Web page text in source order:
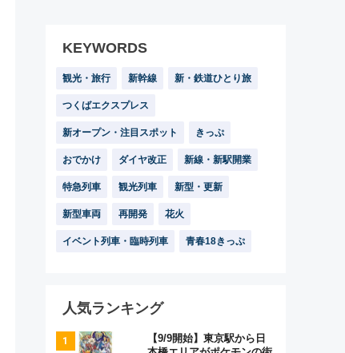
KEYWORDS
観光・旅行 新幹線 新・鉄道ひとり旅
つくばエクスプレス
新オープン・注目スポット きっぷ
おでかけ ダイヤ改正 新線・新駅開業
特急列車 観光列車 新型・更新
新型車両 再開発 花火
イベント列車・臨時列車 青春18きっぷ
人気ランキング
【9/9開始】東京駅から日